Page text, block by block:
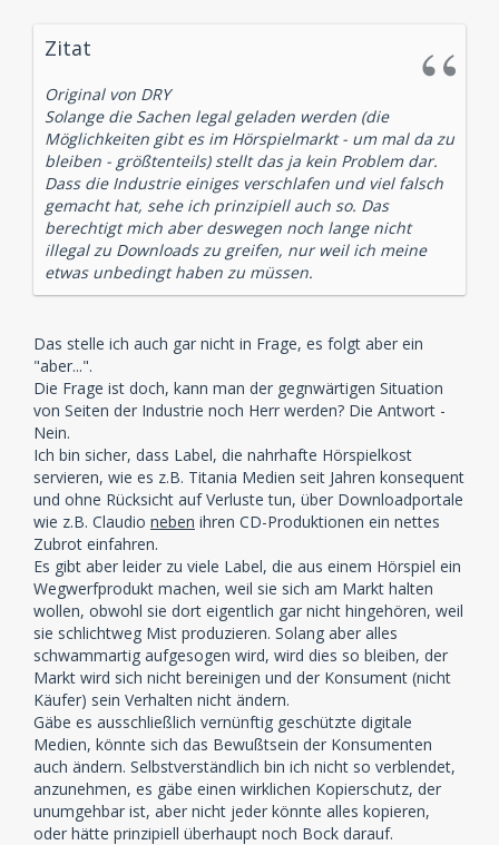
Zitat
Original von DRY
Solange die Sachen legal geladen werden (die
Möglichkeiten gibt es im Hörspielmarkt - um mal da zu
bleiben - größtenteils) stellt das ja kein Problem dar.
Dass die Industrie einiges verschlafen und viel falsch
gemacht hat, sehe ich prinzipiell auch so. Das
berechtigt mich aber deswegen noch lange nicht
illegal zu Downloads zu greifen, nur weil ich meine
etwas unbedingt haben zu müssen.
Das stelle ich auch gar nicht in Frage, es folgt aber ein
"aber...".
Die Frage ist doch, kann man der gegnwärtigen Situation
von Seiten der Industrie noch Herr werden? Die Antwort -
Nein.
Ich bin sicher, dass Label, die nahrhafte Hörspielkost
servieren, wie es z.B. Titania Medien seit Jahren konsequent
und ohne Rücksicht auf Verluste tun, über Downloadportale
wie z.B. Claudio neben ihren CD-Produktionen ein nettes
Zubrot einfahren.
Es gibt aber leider zu viele Label, die aus einem Hörspiel ein
Wegwerfprodukt machen, weil sie sich am Markt halten
wollen, obwohl sie dort eigentlich gar nicht hingehören, weil
sie schlichtweg Mist produzieren. Solang aber alles
schwammartig aufgesogen wird, wird dies so bleiben, der
Markt wird sich nicht bereinigen und der Konsument (nicht
Käufer) sein Verhalten nicht ändern.
Gäbe es ausschließlich vernünftig geschützte digitale
Medien, könnte sich das Bewußtsein der Konsumenten
auch ändern. Selbstverständlich bin ich nicht so verblendet,
anzunehmen, es gäbe einen wirklichen Kopierschutz, der
unumgehbar ist, aber nicht jeder könnte alles kopieren,
oder hätte prinzipiell überhaupt noch Bock darauf.